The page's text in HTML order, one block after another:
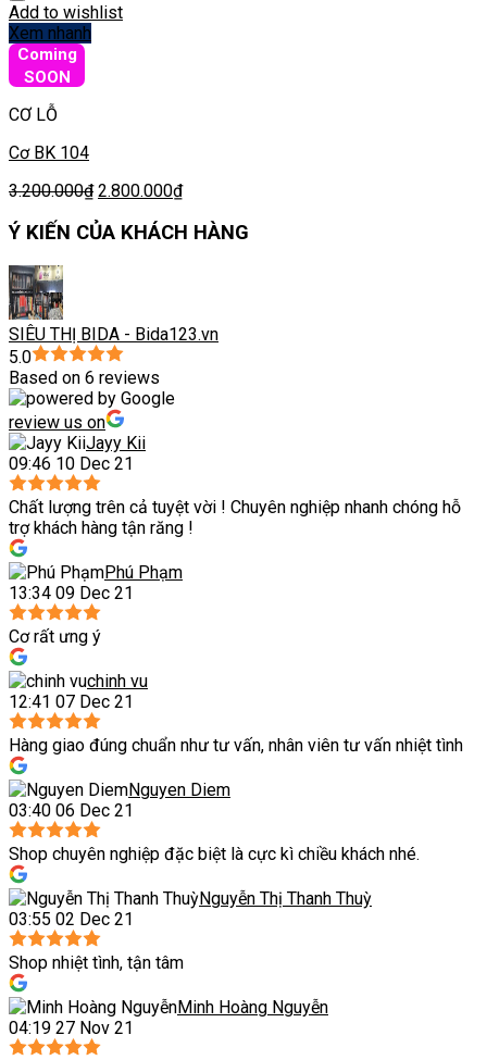
Add to wishlist
Xem nhanh
Coming
SOON
CƠ LỖ
Cơ BK 104
3.200.000₫ 2.800.000₫
Ý KIẾN CỦA KHÁCH HÀNG
SIÊU THỊ BIDA - Bida123.vn
5.0
Based on 6 reviews
review us on
Jayy Kii
09:46 10 Dec 21
Chất lượng trên cả tuyệt vời ! Chuyên nghiệp nhanh chóng hỗ
trợ khách hàng tận răng !
Phú Phạm
13:34 09 Dec 21
Cơ rất ưng ý
chinh vu
12:41 07 Dec 21
Hàng giao đúng chuẩn như tư vấn, nhân viên tư vấn nhiệt tình
Nguyen Diem
03:40 06 Dec 21
Shop chuyên nghiệp đặc biệt là cực kì chiều khách nhé.
Nguyễn Thị Thanh Thuỳ
03:55 02 Dec 21
Shop nhiệt tình, tận tâm
Minh Hoàng Nguyễn
04:19 27 Nov 21